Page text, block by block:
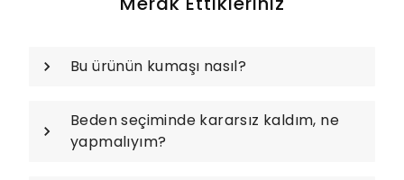
Bu ürünün kumaşı nasıl?
Beden seçiminde kararsız kaldım, ne
yapmalıyım?